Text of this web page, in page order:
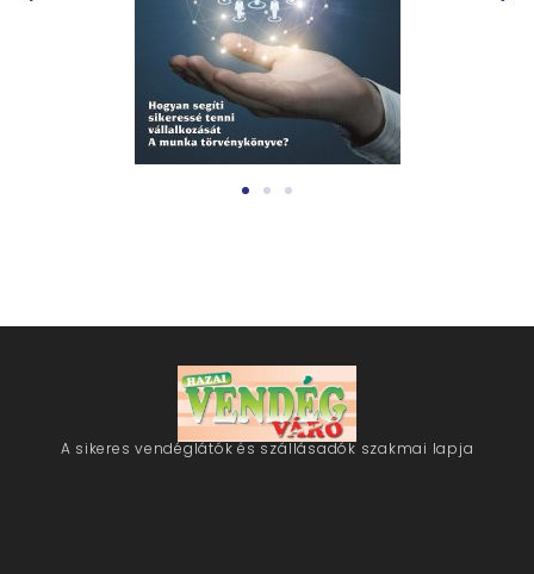
A sikeres vendéglátók és szállásadók szakmai lapja